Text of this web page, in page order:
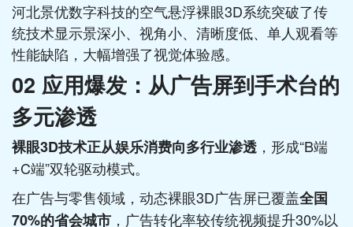
河北景优数字科技的空气悬浮裸眼3D系统突破了传
统技术显示景深小、视角小、清晰度低、单人观看等
性能缺陷，大幅增强了视觉体验感。
02 应用爆发：从广告屏到手术台的
多元渗透
裸眼3D技术正从娱乐消费向多行业渗透 ，形成“B端
+C端”双轮驱动模式。
在广告与零售领域，动态裸眼3D广告屏已覆盖全国
70%的省会城市 ，广告转化率较传统视频提升30%以